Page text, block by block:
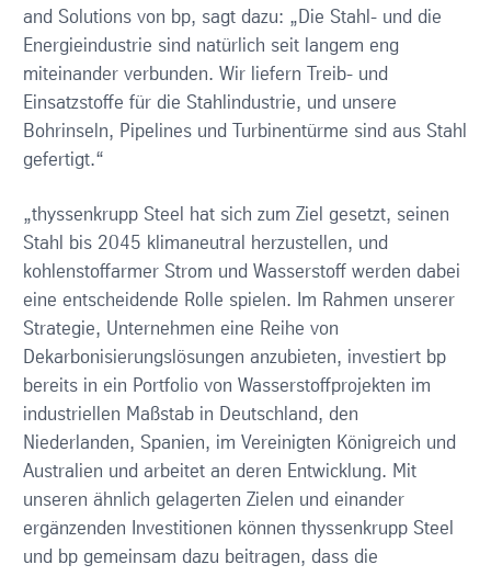
and Solutions von bp, sagt dazu: „Die Stahl- und die
Energieindustrie sind natürlich seit langem eng
miteinander verbunden. Wir liefern Treib- und
Einsatzstoffe für die Stahlindustrie, und unsere
Bohrinseln, Pipelines und Turbinentürme sind aus Stahl
gefertigt.“
„thyssenkrupp Steel hat sich zum Ziel gesetzt, seinen
Stahl bis 2045 klimaneutral herzustellen, und
kohlenstoffarmer Strom und Wasserstoff werden dabei
eine entscheidende Rolle spielen. Im Rahmen unserer
Strategie, Unternehmen eine Reihe von
Dekarbonisierungslösungen anzubieten, investiert bp
bereits in ein Portfolio von Wasserstoffprojekten im
industriellen Maßstab in Deutschland, den
Niederlanden, Spanien, im Vereinigten Königreich und
Australien und arbeitet an deren Entwicklung. Mit
unseren ähnlich gelagerten Zielen und einander
ergänzenden Investitionen können thyssenkrupp Steel
und bp gemeinsam dazu beitragen, dass die